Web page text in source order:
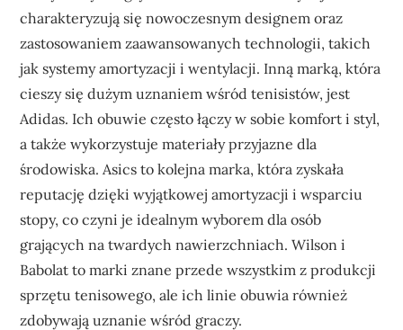
charakteryzują się nowoczesnym designem oraz
zastosowaniem zaawansowanych technologii, takich
jak systemy amortyzacji i wentylacji. Inną marką, która
cieszy się dużym uznaniem wśród tenisistów, jest
Adidas. Ich obuwie często łączy w sobie komfort i styl,
a także wykorzystuje materiały przyjazne dla
środowiska. Asics to kolejna marka, która zyskała
reputację dzięki wyjątkowej amortyzacji i wsparciu
stopy, co czyni je idealnym wyborem dla osób
grających na twardych nawierzchniach. Wilson i
Babolat to marki znane przede wszystkim z produkcji
sprzętu tenisowego, ale ich linie obuwia również
zdobywają uznanie wśród graczy.